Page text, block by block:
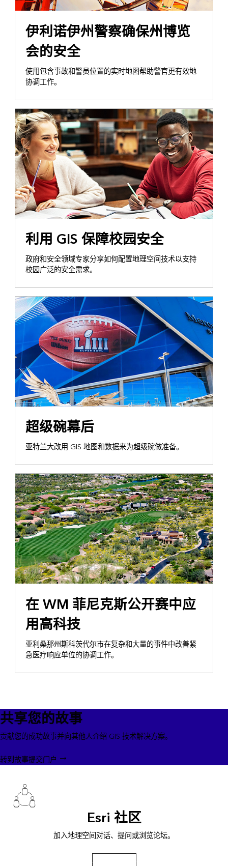
伊利诺伊州警察确保州博览
会的安全
使用包含事故和警员位置的实时地图帮助警官更有效地
协调工作。
利用 GIS 保障校园安全
政府和安全领域专家分享如何配置地理空间技术以支持
校园广泛的安全需求。
超级碗幕后
亚特兰大改用 GIS 地图和数据来为超级碗做准备。
在 WM 菲尼克斯公开赛中应
用高科技
亚利桑那州斯科茨代尔市在复杂和大量的事件中改善紧
急医疗响应单位的协调工作。
共享您的故事
贡献您的成功故事并向其他人介绍 GIS 技术解决方案。
转到故事提交门户
Esri 社区
加入地理空间对话、提问或浏览论坛。